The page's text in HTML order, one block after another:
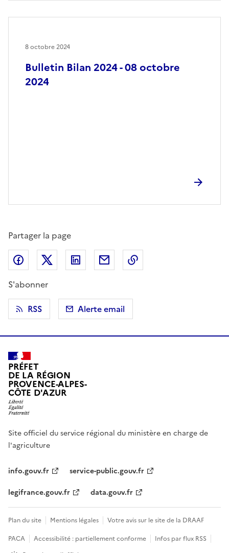
Bulletin Bilan 2024 - 08 octobre
2024
8 octobre 2024
Partager la page
Partager sur Facebook
Partager sur X (anciennement Twitter)
Partager sur LinkedIn
Partager par email
S'abonner
RSS
Alerte email
PRÉFET
DE LA RÉGION
PROVENCE-ALPES-
CÔTE D'AZUR
Site officiel du service régional du ministère en charge de
l'agriculture
info.gouv.fr
service-public.gouv.fr
legifrance.gouv.fr
data.gouv.fr
Plan du site Mentions légales
Votre avis sur le site de la DRAAF
PACA
Accessibilité : partiellement conforme
Infos par flux RSS